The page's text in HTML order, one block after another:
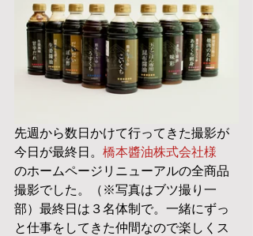
先週から数日かけて行ってきた撮影が
今日が最終日。 橋本醬油株式会社様
のホームページリニューアルの全商品
撮影でした。（※写真はブツ撮り一
部）最終日は３名体制で。一緒にずっ
と仕事をしてきた仲間なので楽しくス